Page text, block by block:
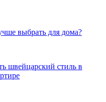
выбрать для дома?
швейцарский стиль в